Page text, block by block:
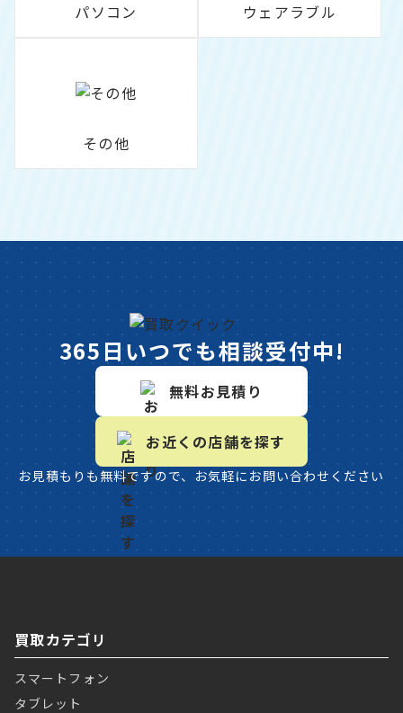
パソコン ウェアラブル
その他
365日いつでも相談受付中!
無料お見積り
お近くの店舗を探す
お見積もりも無料ですので、お気軽にお問い合わせください
買取カテゴリ
スマートフォン
タブレット